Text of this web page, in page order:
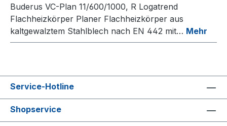
Buderus VC-Plan 11/600/1000, R Logatrend
Flachheizkörper Planer Flachheizkörper aus
kaltgewalztem Stahlblech nach EN 442 mit… Mehr
Service-Hotline
Shopservice